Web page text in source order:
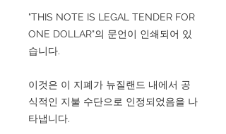
"THIS NOTE IS LEGAL TENDER FOR
ONE DOLLAR"의 문언이 인쇄되어 있
습니다.
이것은 이 지폐가 뉴질랜드 내에서 공
식적인 지불 수단으로 인정되었음을 나
타냅니다.